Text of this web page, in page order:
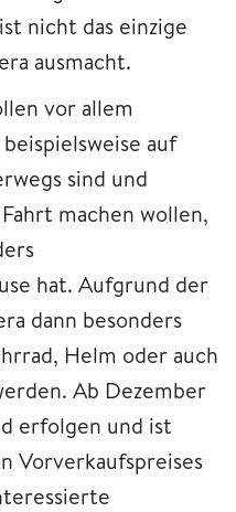
nicht das einzige
ausmacht.
vor allem
auf
sind und
machen wollen,
hat. Aufgrund der
dann besonders
Helm oder auch
Ab Dezember
erfolgen und ist
Vorverkaufspreises